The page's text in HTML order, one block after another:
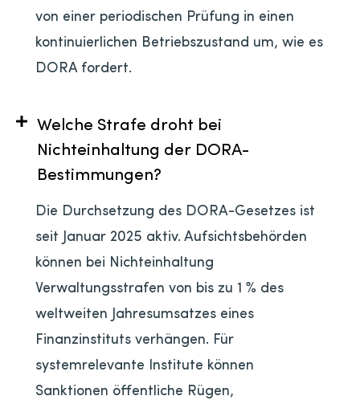
von einer periodischen Prüfung in einen
kontinuierlichen Betriebszustand um, wie es
DORA fordert.
Welche Strafe droht bei
Nichteinhaltung der DORA-
Bestimmungen?
Die Durchsetzung des DORA-Gesetzes ist
seit Januar 2025 aktiv. Aufsichtsbehörden
können bei Nichteinhaltung
Verwaltungsstrafen von bis zu 1 % des
weltweiten Jahresumsatzes eines
Finanzinstituts verhängen. Für
systemrelevante Institute können
Sanktionen öffentliche Rügen,